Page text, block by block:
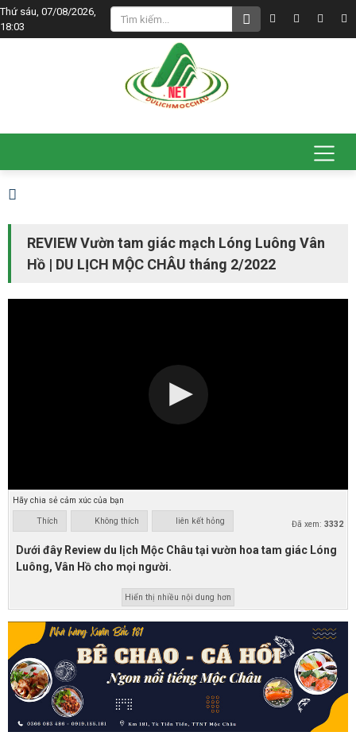
Thứ sáu, 07/08/2026,
18:03
REVIEW Vườn tam giác mạch Lóng Luông Vân
Hồ | DU LỊCH MỘC CHÂU tháng 2/2022
Hãy chia sẻ cảm xúc của bạn
Thích
Không thích liên kết hỏng Đã xem: 3332
Dưới đây Review du lịch Mộc Châu tại vườn hoa tam giác Lóng
Luông, Vân Hồ cho mọi người.
Hiển thị nhiều nội dung hơn